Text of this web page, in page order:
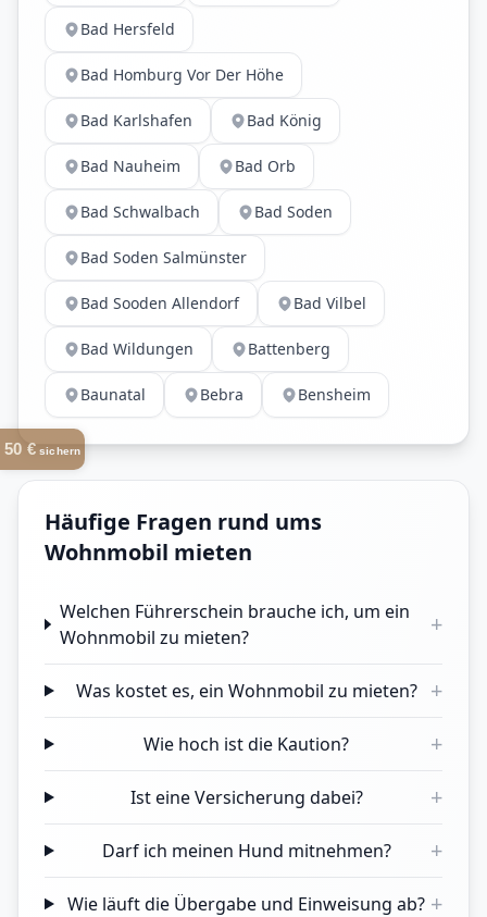
Bad Hersfeld
Bad Homburg Vor Der Höhe
Bad Karlshafen Bad König
Bad Nauheim Bad Orb
Bad Schwalbach Bad Soden
Bad Soden Salmünster
Bad Sooden Allendorf Bad Vilbel
Bad Wildungen Battenberg
Baunatal Bebra Bensheim
Häufige Fragen rund ums
Wohnmobil mieten
Welchen Führerschein brauche ich, um ein
Wohnmobil zu mieten?
+
Was kostet es, ein Wohnmobil zu mieten? +
Wie hoch ist die Kaution? +
Ist eine Versicherung dabei? +
Darf ich meinen Hund mitnehmen? +
Wie läuft die Übergabe und Einweisung ab? +
50 €sichern